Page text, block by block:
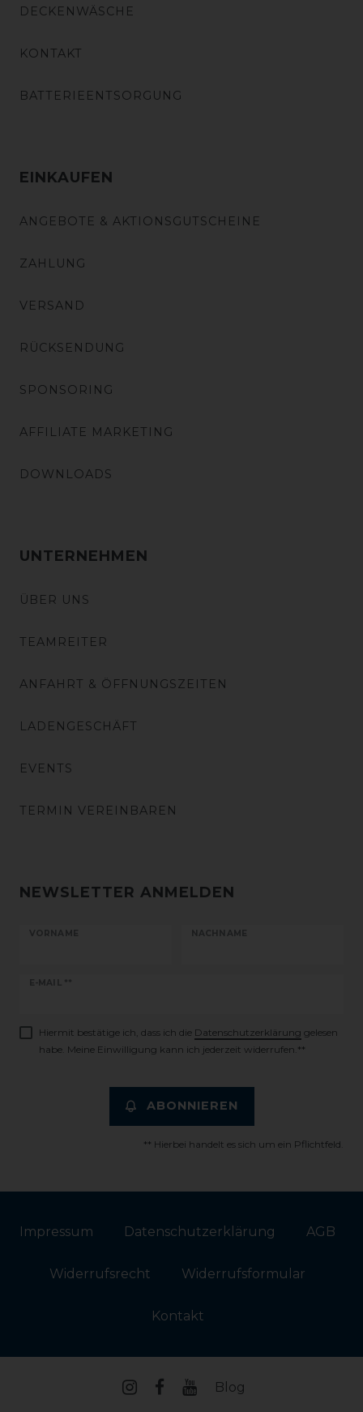
DECKENWÄSCHE
KONTAKT
BATTERIEENTSORGUNG
EINKAUFEN
ANGEBOTE & AKTIONSGUTSCHEINE
ZAHLUNG
VERSAND
RÜCKSENDUNG
SPONSORING
AFFILIATE MARKETING
DOWNLOADS
UNTERNEHMEN
ÜBER UNS
TEAMREITER
ANFAHRT & ÖFFNUNGSZEITEN
LADENGESCHÄFT
EVENTS
TERMIN VEREINBAREN
NEWSLETTER ANMELDEN
VORNAME NACHNAME
E-MAIL **
Newsletter
Hiermit bestätige ich, dass ich die Daten­schutz­erklärung gelesen
habe. Meine Einwilligung kann ich jederzeit widerrufen.**
ABONNIEREN
** Hierbei handelt es sich um ein Pflichtfeld.
Impressum Daten­schutz­erklärung AGB
Widerrufs­recht Widerrufs­formular
Kontakt
Blog